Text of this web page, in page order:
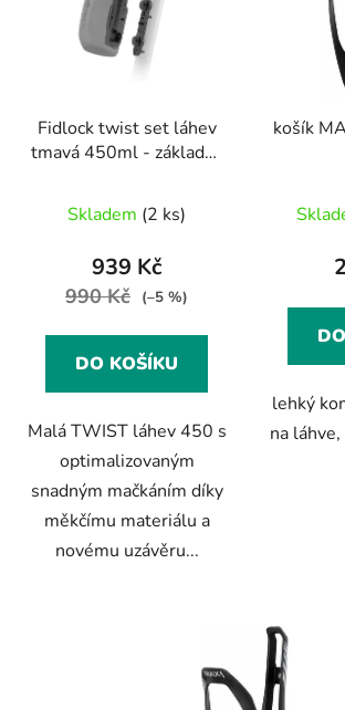
Fidlock twist set láhev
tmavá 450ml - základna
Skladem (2 ks)
939 Kč
990 Kč (–5 %)
DO KOŠÍKU
Malá TWIST láhev 450 s
optimalizovaným
snadným mačkáním díky
měkčímu materiálu a
novému uzávěru...
košík
lehký
na